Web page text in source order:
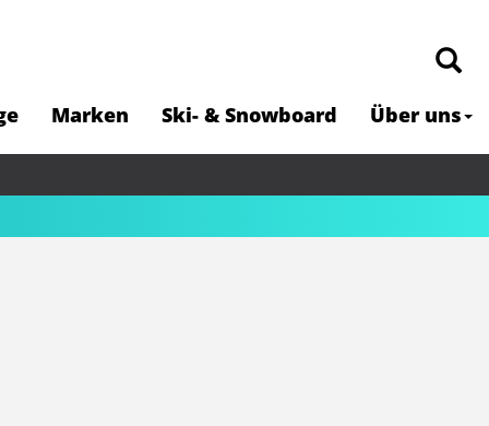
Marken Ski- & Snowboard Über uns